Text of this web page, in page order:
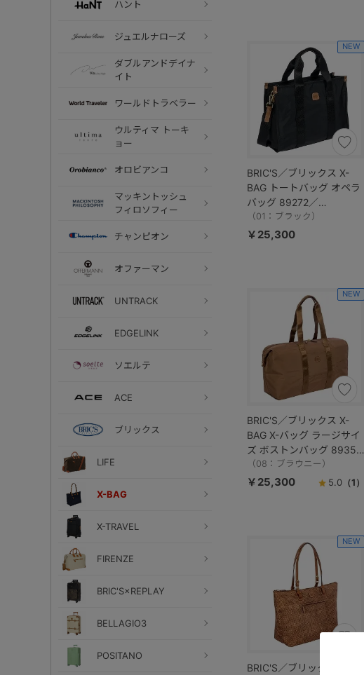
ハント
ジュエルナローズ
ダブルアンドデイナ
イト
ワールドトラベラー
ウルティマ トーキ
ョー
オロビアンコ
マッキントッシュ
フィロソフィー
チャンピオン
オファーマン
UNTRACK
EDGELINK
ソエルテ
ACE
ブリックス
LIFE
X-BAG
X-TRAVEL
FIRENZE
BRIC'S×REPLAY
BELLAGIO3
POSITANO
BRIC'S／ブリックス X-
BAG トートバッグ オペラ
バッグ 89272／
BXG45854
（01：ブラック）
NEW
￥25,300
BRIC'S／ブリックス X-
BAG X-バッグ ラージサイ
ズ ボストンバッグ 89351
／BXG40202
（08：ブラウニー）
NEW
￥25,300 5.0 （1）
BRIC'S／ブリックス X-
NEW